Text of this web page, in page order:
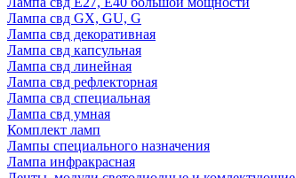
Лампа свд GX, GU, G
Лампа свд декоративная
Лампа свд капсульная
Лампа свд линейная
Лампа свд рефлекторная
Лампа свд специальная
Лампа свд умная
Комплект ламп
Лампы специального назначения
Лампа инфракрасная